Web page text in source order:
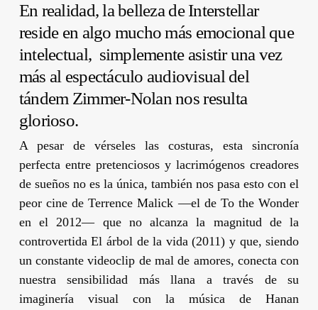
En realidad, la belleza deInterstellar
reside en algo mucho más emocional que
intelectual, simplemente asistir una vez
más al espectáculo audiovisual del
tándem Zimmer-Nolannos resulta
glorioso.
A pesar de vérseles las costuras, esta sincronía
perfecta entre pretenciosos y lacrimógenos creadores
de sueños no es la única, también nos pasa esto con el
peor cine deTerrence Malick —el de To the Wonder
en el 2012— que no alcanza la magnitud de la
controvertidaEl árbol de la vida(2011) y que, siendo
un constante videoclip de mal de amores, conecta con
nuestra sensibilidad más llana a través de su
imaginería visual con la música deHanan